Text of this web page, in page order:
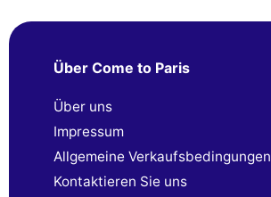
Über Come to Paris
Über uns
Impressum
Allgemeine Verkaufsbedingungen
Kontaktieren Sie uns